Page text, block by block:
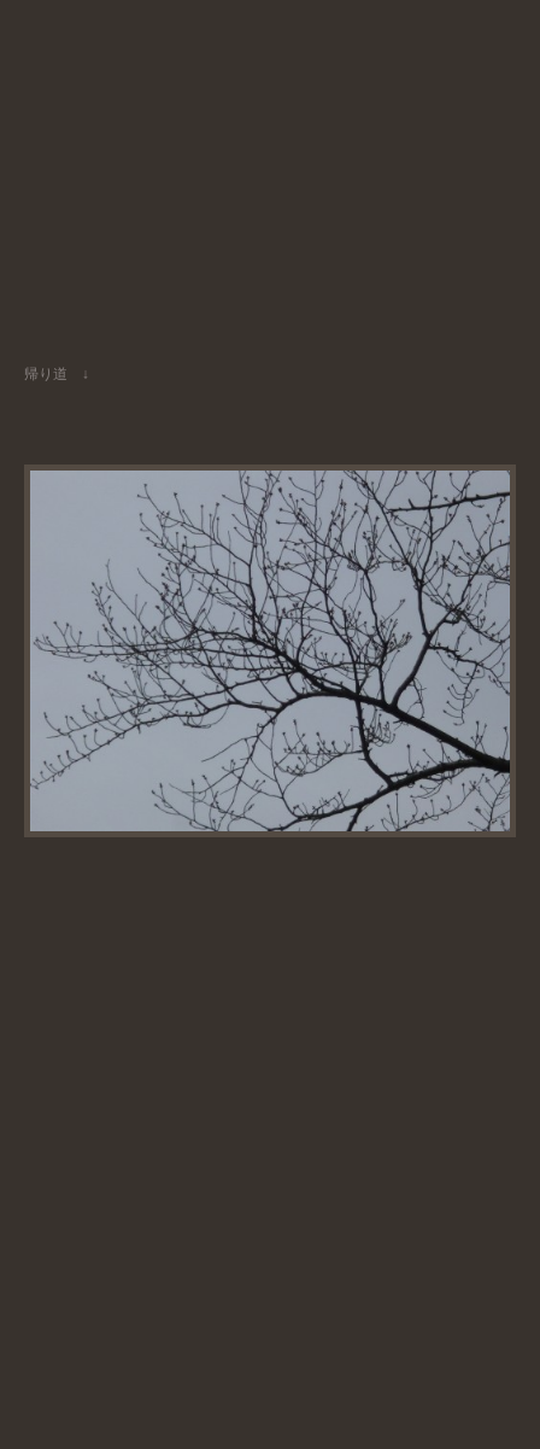
帰り道 ↓